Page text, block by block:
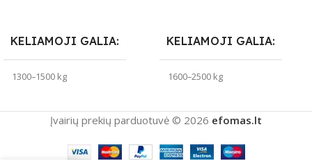
KELIAMOJI GALIA
1300–1500 kg
KELIAMOJI GALIA
1600–2500 kg
Įvairių prekių parduotuvė © 2026 efomas.lt